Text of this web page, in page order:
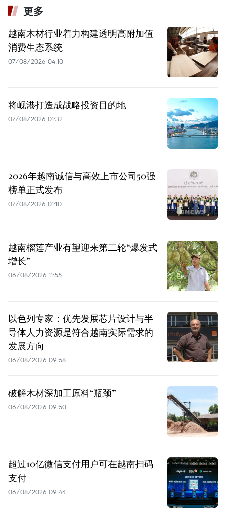
更多
越南木材行业着力构建透明高附加值
消费生态系统
07/08/2026 04:10
将岘港打造成战略投资目的地
07/08/2026 01:32
2026年越南诚信与高效上市公司50强
榜单正式发布
07/08/2026 01:10
越南榴莲产业有望迎来第二轮“爆发式
增长”
06/08/2026 11:55
以色列专家：优先发展芯片设计与半
导体人力资源是符合越南实际需求的
发展方向
06/08/2026 09:58
破解木材深加工原料“瓶颈”
06/08/2026 09:50
超过10亿微信支付用户可在越南扫码
支付
06/08/2026 09:44